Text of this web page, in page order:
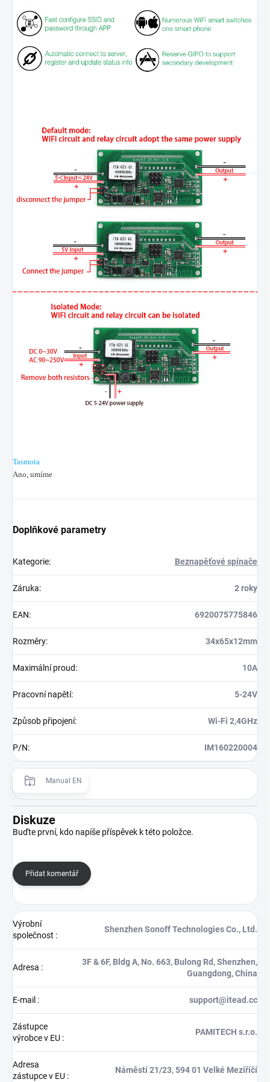
Tasmota
Ano, umíme
Doplňkové parametry
Kategorie: Beznapěťové spínače
Záruka: 2 roky
EAN: 6920075775846
Rozměry: 34x65x12mm
Maximální proud: 10A
Pracovní napětí: 5-24V
Způsob připojení: Wi-Fi 2,4GHz
P/N: IM160220004
Manual EN
Diskuze
Buďte první, kdo napíše příspěvek k této položce.
Přidat komentář
Výrobní
společnost :
Shenzhen Sonoff Technologies Co., Ltd.
Adresa :
3F & 6F, Bldg A, No. 663, Bulong Rd, Shenzhen,
Guangdong, China
E-mail : support@itead.cc
Zástupce
výrobce v EU :
PAMITECH s.r.o.
Adresa
zástupce v EU :
Náměstí 21/23, 594 01 Velké Meziříčí